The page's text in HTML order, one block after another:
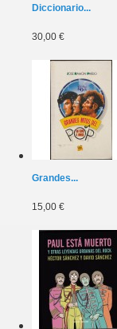
Diccionario...
30,00 €
Grandes...
15,00 €